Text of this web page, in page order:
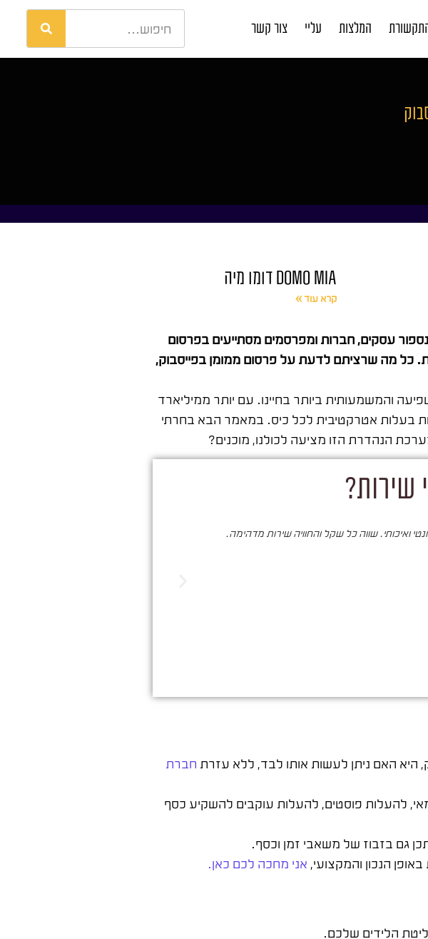
המלצות עליי צור קשר
DOMO MIA דומו מיה
קרא עוד »
עסקים, חברות ומפרסמים מסתייעים בפרסום
כל מה שרציתם לדעת על פרסום ממומן בפייסבוק,
והמשמעותית ביותר בחיינו. עם יותר ממיליארד
בעלות אטרקטיבית לכל כיס. במאמר הבא בחרתי
הנהדרת הזו מציעה לכולנו, מוכנים?
שירות?
ואיכותי. שווה כל שקל והחוויה שירות מדהימה.
היא האם ניתן לעשות אותו לבד, ללא עזרת חברת
להעלות פוסטים, להעלות עוקבים להשקיע כסף
גם בזבוז של משאבי זמן וכסף.
הנכון והמקצועי,אני מחכה לכם כאן.
הלידים שלכם.